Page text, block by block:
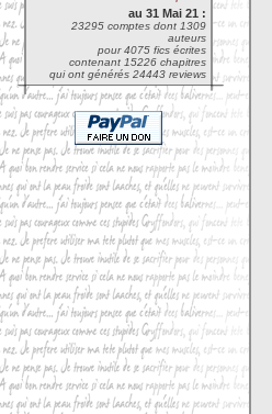
au 31 Mai 21 :
23295 comptes dont 1309
auteurs
pour 4075 fics écrites
contenant 15226 chapitres
qui ont générés 24443 reviews